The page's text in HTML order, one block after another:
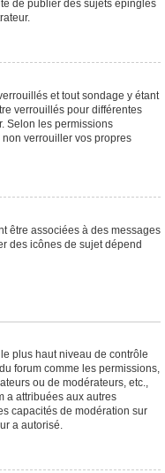
de publier des sujets épinglés
et tout sondage y étant
verrouillés pour différentes
Selon les permissions
non verrouiller vos propres
être associées à des messages
des icônes de sujet dépend
plus haut niveau de contrôle
forum comme les permissions,
ou de modérateurs, etc.,
a attribuées aux autres
capacités de modération sur
a autorisé.